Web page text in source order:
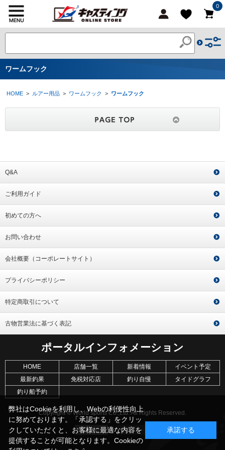
0
ワームフック
HOME > ルアー用品 > ワームフック > ワームフック
Q&A
ご利用ガイド
初めての方へ
お問い合わせ
会社概要（コーポレートサイト）
プライバシーポリシー
特定商取引について
古物営業法に基づく表記
ポータルインフォメーション
HOME 店舗一覧 新着情報
イベント予定
最新釣果
免税対応店 釣り自慢
タイドグラフ
釣り船予約
Copyright © World sports Co.,Ltd. All Rights Reserved.
弊社はCookieを利用し、Webの利便性向上
に努めております。「承認する」をクリッ
クしていただくと、お客様に最適な内容を
提供することが可能となります。Cookieの
承諾する